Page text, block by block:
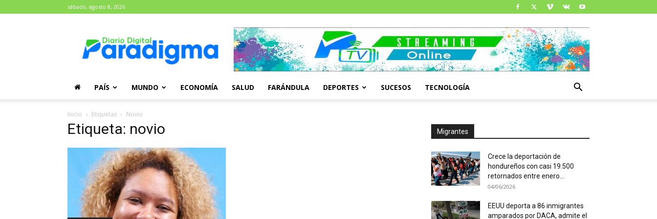
sábado, agosto 8, 2026
Paradigma
PAÍS MUNDO ECONOMÍA SALUD FARÁNDULA DEPORTES SUCESOS TECNOLOGÍA
Inicio Etiquetas Novio
Etiqueta: novio Migrantes
Crece la deportación de
hondureños con casi 19.500
retornados entre enero...
04/06/2026
EEUU deporta a 86 inmigrantes
amparados por DACA, admite el